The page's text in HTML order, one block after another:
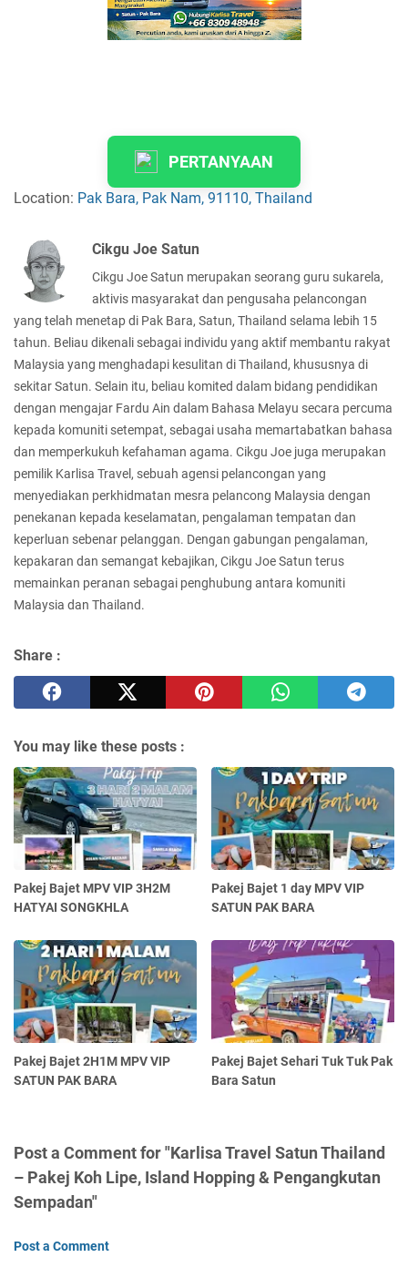
PERTANYAAN
Location: Pak Bara, Pak Nam, 91110, Thailand
Cikgu Joe Satun
Cikgu Joe Satun merupakan seorang guru sukarela,
aktivis masyarakat dan pengusaha pelancongan
yang telah menetap di Pak Bara, Satun, Thailand selama lebih 15
tahun. Beliau dikenali sebagai individu yang aktif membantu rakyat
Malaysia yang menghadapi kesulitan di Thailand, khususnya di
sekitar Satun. Selain itu, beliau komited dalam bidang pendidikan
dengan mengajar Fardu Ain dalam Bahasa Melayu secara percuma
kepada komuniti setempat, sebagai usaha memartabatkan bahasa
dan memperkukuh kefahaman agama. Cikgu Joe juga merupakan
pemilik Karlisa Travel, sebuah agensi pelancongan yang
menyediakan perkhidmatan mesra pelancong Malaysia dengan
penekanan kepada keselamatan, pengalaman tempatan dan
keperluan sebenar pelanggan. Dengan gabungan pengalaman,
kepakaran dan semangat kebajikan, Cikgu Joe Satun terus
memainkan peranan sebagai penghubung antara komuniti
Malaysia dan Thailand.
Share :
You may like these posts :
Pakej Bajet MPV VIP 3H2M
HATYAI SONGKHLA
Pakej Bajet 1 day MPV VIP
SATUN PAK BARA
Pakej Bajet 2H1M MPV VIP
SATUN PAK BARA
Pakej Bajet Sehari Tuk Tuk Pak
Bara Satun
Post a Comment for "Karlisa Travel Satun Thailand
– Pakej Koh Lipe, Island Hopping & Pengangkutan
Sempadan"
Post a Comment